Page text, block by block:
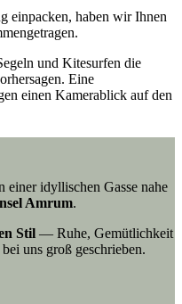
einpacken, haben wir Ihnen
und Kitesurfen die
Eine
einen Kamerablick auf den
einer idyllischen Gasse nahe
Amrum.
Stil — Ruhe, Gemütlichkeit
uns groß geschrieben.